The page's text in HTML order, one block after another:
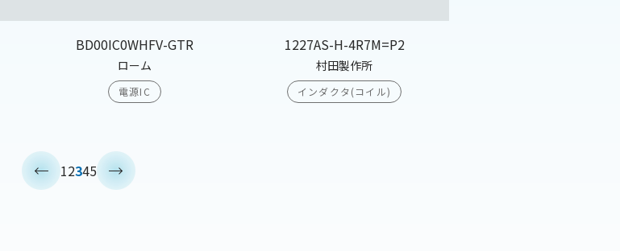
BD00IC0WHFV-GTR
ローム
電源IC
1227AS-H-4R7M=P2
村田製作所
インダクタ(コイル)
12345